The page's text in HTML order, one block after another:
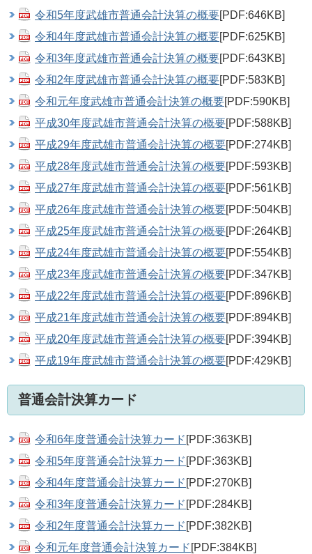
令和5年度武雄市普通会計決算の概要[PDF:646KB]
令和4年度武雄市普通会計決算の概要[PDF:625KB]
令和3年度武雄市普通会計決算の概要[PDF:643KB]
令和2年度武雄市普通会計決算の概要[PDF:583KB]
令和元年度武雄市普通会計決算の概要[PDF:590KB]
平成30年度武雄市普通会計決算の概要[PDF:588KB]
平成29年度武雄市普通会計決算の概要[PDF:274KB]
平成28年度武雄市普通会計決算の概要[PDF:593KB]
平成27年度武雄市普通会計決算の概要[PDF:561KB]
平成26年度武雄市普通会計決算の概要[PDF:504KB]
平成25年度武雄市普通会計決算の概要[PDF:264KB]
平成24年度武雄市普通会計決算の概要[PDF:554KB]
平成23年度武雄市普通会計決算の概要[PDF:347KB]
平成22年度武雄市普通会計決算の概要[PDF:896KB]
平成21年度武雄市普通会計決算の概要[PDF:894KB]
平成20年度武雄市普通会計決算の概要[PDF:394KB]
平成19年度武雄市普通会計決算の概要[PDF:429KB]
普通会計決算カード
令和6年度普通会計決算カード [PDF:363KB]
令和5年度普通会計決算カード [PDF:363KB]
令和4年度普通会計決算カード [PDF:270KB]
令和3年度普通会計決算カード [PDF:284KB]
令和2年度普通会計決算カード [PDF:382KB]
令和元年度普通会計決算カード [PDF:384KB]